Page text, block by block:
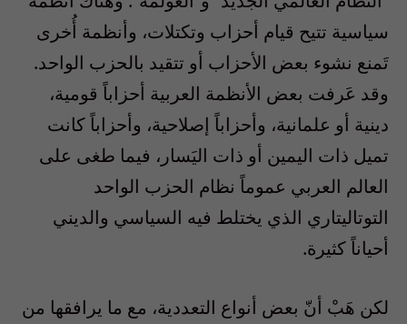
سياسية تتيح قيام أحزاب وتكتلات، وأنظمة أُخرى
تَمنع نشوء بعض الأحزاب أو تتقيد بالحزب الواحد.
وقد عَرفت بعض الأنظمة العربية أحزاباً قومية،
دينية أو علمانية، وأحزاباً إصلاحية، وأحزاباً كانت
تميل ذات اليمين أو ذات اليَسار، فيما طغى على
العالم العربي عموماً نظام الحزب الواحد
التوتاليتاري الذي يختلط فيه السياسي والديني
أحياناً كثيرة.
لكن هَبْ أنّ بعض أنواع التعددية، مع ما يرافقها من